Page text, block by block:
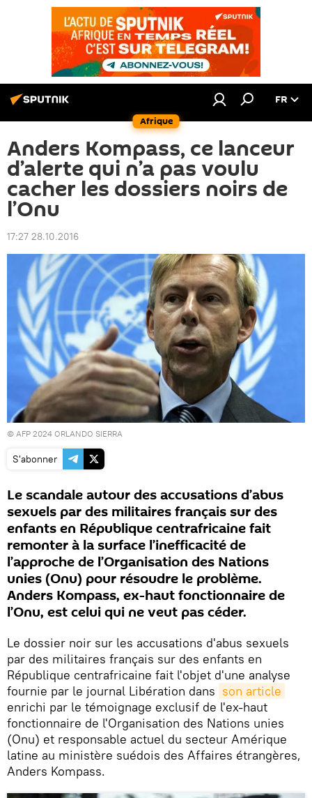
Afrique
FR
Anders Kompass, ce lanceur
d’alerte qui n’a pas voulu
cacher les dossiers noirs de
l’Onu
17:27 28.10.2016
© AFP 2024 ORLANDO SIERRA
S'abonner
Le scandale autour des accusations d’abus
sexuels par des militaires français sur des
enfants en République centrafricaine fait
remonter à la surface l’inefficacité de
l’approche de l’Organisation des Nations
unies (Onu) pour résoudre le problème.
Anders Kompass, ex-haut fonctionnaire de
l’Onu, est celui qui ne veut pas céder.
Le dossier noir sur les accusations d'abus sexuels
par des militaires français sur des enfants en
République centrafricaine fait l'objet d'une analyse
fournie par le journal Libération dans son article
enrichi par le témoignage exclusif de l'ex-haut
fonctionnaire de l'Organisation des Nations unies
(Onu) et responsable actuel du secteur Amérique
latine au ministère suédois des Affaires étrangères,
Anders Kompass.